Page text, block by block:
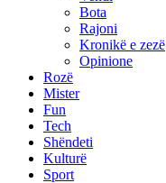
Bota
Rajoni
Kronikë e zezë
Opinione
Rozë
Mister
Fun
Tech
Shëndeti
Kulturë
Sport